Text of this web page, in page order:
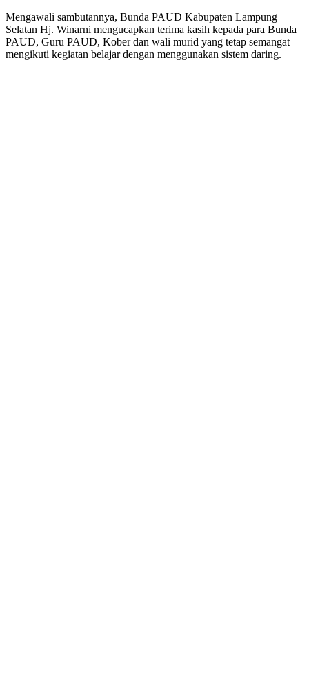
Mengawali sambutannya, Bunda PAUD Kabupaten Lampung
Selatan Hj. Winarni mengucapkan terima kasih kepada para Bunda
PAUD, Guru PAUD, Kober dan wali murid yang tetap semangat
mengikuti kegiatan belajar dengan menggunakan sistem daring.